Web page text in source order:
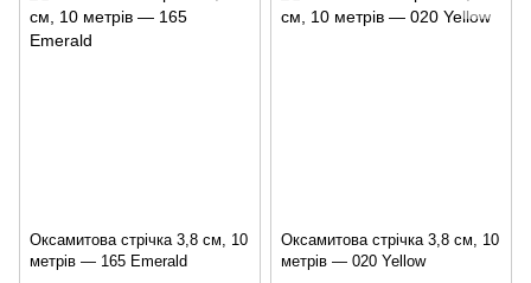
Оксамитова стрічка 3,8 см, 10
метрів — 165 Emerald
Оксамитова стрічка 3,8 см, 10
метрів — 020 Yellow